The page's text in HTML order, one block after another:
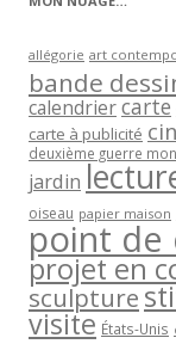
allégorie art
bande
calendriercarte
carte à publicité
deuxième guerre
jardin
oiseau papier maison
point de
projet en
sculpture
visite États-Unis